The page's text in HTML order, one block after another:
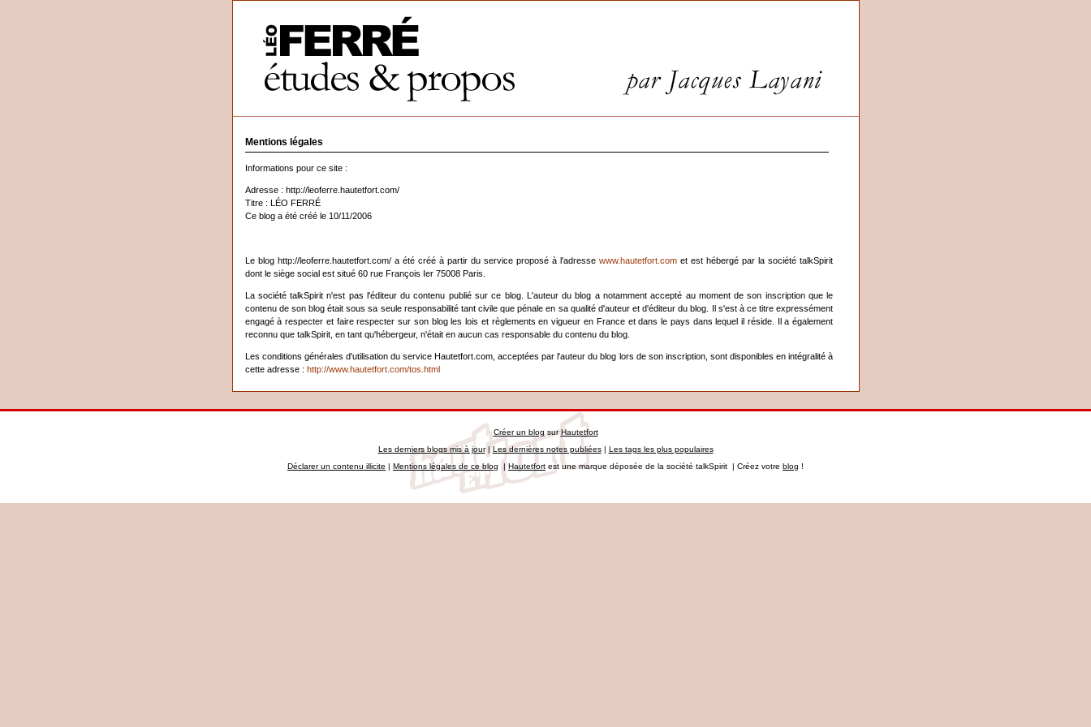
Mentions légales
Informations pour ce site :
Adresse : http://leoferre.hautetfort.com/
Titre : LÉO FERRÉ
Ce blog a été créé le 10/11/2006
Le blog http://leoferre.hautetfort.com/ a été créé à partir du service proposé à l'adresse www.hautetfort.comet est hébergé par la société talkSpirit
dont le siège social est situé 60 rue François Ier 75008 Paris.
La société talkSpirit n'est pas l'éditeur du contenu publié sur ce blog. L'auteur du blog a notamment accepté au moment de son inscription que le
contenu de son blog était sous sa seule responsabilité tant civile que pénale en sa qualité d'auteur et d'éditeur du blog. Il s'est à ce titre expressément
engagé à respecter et faire respecter sur son blog les lois et règlements en vigueur en France et dans le pays dans lequel il réside. Il a également
reconnu que talkSpirit, en tant qu'hébergeur, n'était en aucun cas responsable du contenu du blog.
Les conditions générales d'utilisation du service Hautetfort.com, acceptées par l'auteur du blog lors de son inscription, sont disponibles en intégralité à
cette adresse : http://www.hautetfort.com/tos.html
Créer un blog surHautetfort
Les derniers blogs mis à jour|Les dernières notes publiées| Les tags les plus populaires
Déclarer un contenu illicite | Mentions légales de ce blog | Hautetfort est une marque déposée de la société talkSpirit | Créez votre blog !